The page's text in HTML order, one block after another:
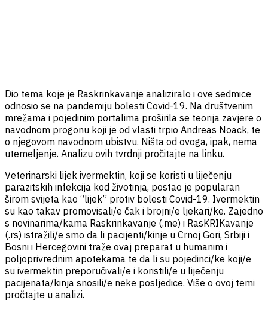
Dio tema koje je Raskrinkavanje analiziralo i ove sedmice
odnosio se na pandemiju bolesti Covid-19. Na društvenim
mrežama i pojedinim portalima proširila se teorija zavjere o
navodnom progonu koji je od vlasti trpio Andreas Noack, te
o njegovom navodnom ubistvu. Ništa od ovoga, ipak, nema
utemeljenje. Analizu ovih tvrdnji pročitajte na linku.
Veterinarski lijek ivermektin, koji se koristi u liječenju
parazitskih infekcija kod životinja, postao je popularan
širom svijeta kao “lijek” protiv bolesti Covid-19. Ivermektin
su kao takav promovisali/e čak i brojni/e ljekari/ke. Zajedno
s novinarima/kama Raskrinkavanje (.me) i RasKRIKavanje
(.rs) istražili/e smo da li pacijenti/kinje u Crnoj Gori, Srbiji i
Bosni i Hercegovini traže ovaj preparat u humanim i
poljoprivrednim apotekama te da li su pojedinci/ke koji/e
su ivermektin preporučivali/e i koristili/e u liječenju
pacijenata/kinja snosili/e neke posljedice. Više o ovoj temi
pročtajte u analizi.